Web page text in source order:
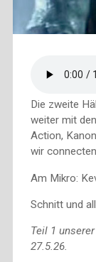
Die zweite
weiter mit
Action,
wir
Am Mikro:
Schnitt und
Teil 1
27.5.26.